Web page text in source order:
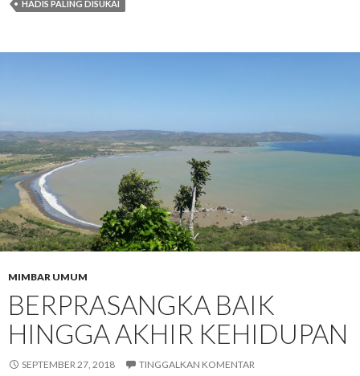
HADIS PALING DISUKAI
MIMBAR UMUM
BERPRASANGKA BAIK
HINGGA AKHIR KEHIDUPAN
SEPTEMBER 27, 2018 TINGGALKAN KOMENTAR